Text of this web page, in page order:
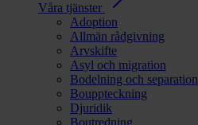
Våra tjänster
Adoption
Allmän rådgivning
Arvskifte
Asyl och migration
Bodelning och separation
Bouppteckning
Djuridik
Boutredning